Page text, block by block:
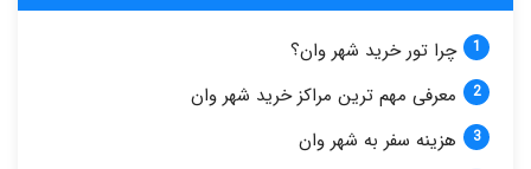
چرا تور خرید شهر وان؟
معرفی مهم ترین مراکز خرید شهر وان
هزینه سفر به شهر وان